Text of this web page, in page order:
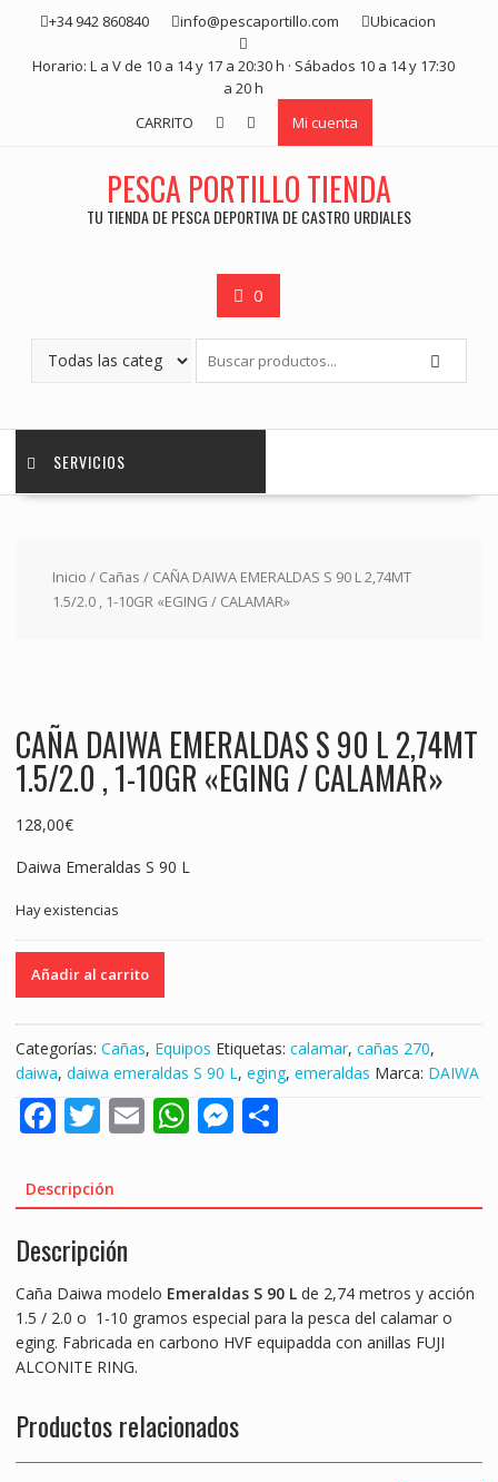
+34 942 860840 info@pescaportillo.com Ubicacion
Horario: L a V de 10 a 14 y 17 a 20:30 h · Sábados 10 a 14 y 17:30
a 20 h
CARRITO
Mi cuenta
PESCA PORTILLO TIENDA
TU TIENDA DE PESCA DEPORTIVA DE CASTRO URDIALES
0
SERVICIOS
Inicio / Cañas / CAÑA DAIWA EMERALDAS S 90 L 2,74MT
1.5/2.0 , 1-10GR «EGING / CALAMAR»
CAÑA DAIWA EMERALDAS S 90 L 2,74MT
1.5/2.0 , 1-10GR «EGING / CALAMAR»
128,00€
Daiwa Emeraldas S 90 L
Hay existencias
90
L
2,74MT
1.5/2.0
1-
10GR
/
cantidad
Añadir al carrito
Categorías: Cañas, Equipos Etiquetas: calamar, cañas 270,
daiwa, daiwa emeraldas S 90 L, eging, emeraldas Marca: DAIWA
F
e
b
o
o
k
T
itt
er
E
l
W
s
p
p
M
e
g
er
S
e
Descripción
Descripción
Caña Daiwa modelo Emeraldas S 90 Lde 2,74 metros y acción
1.5 / 2.0 o 1-10 gramos especial para la pesca del calamar o
eging. Fabricada en carbono HVF equipadda con anillas FUJI
ALCONITE RING.
Productos relacionados